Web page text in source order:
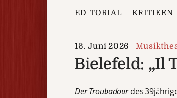
EDITORIAL KRITIKEN
16. Juni 2026
Bielefeld: „Il
Der Troubadourdes